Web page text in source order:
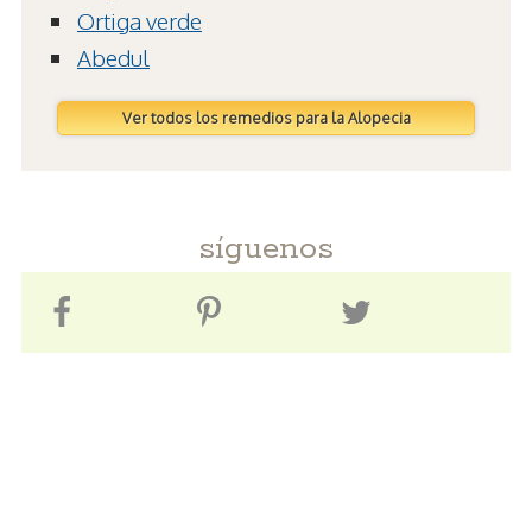
Ortiga verde
Abedul
Ver todos los remedios para la Alopecia
síguenos